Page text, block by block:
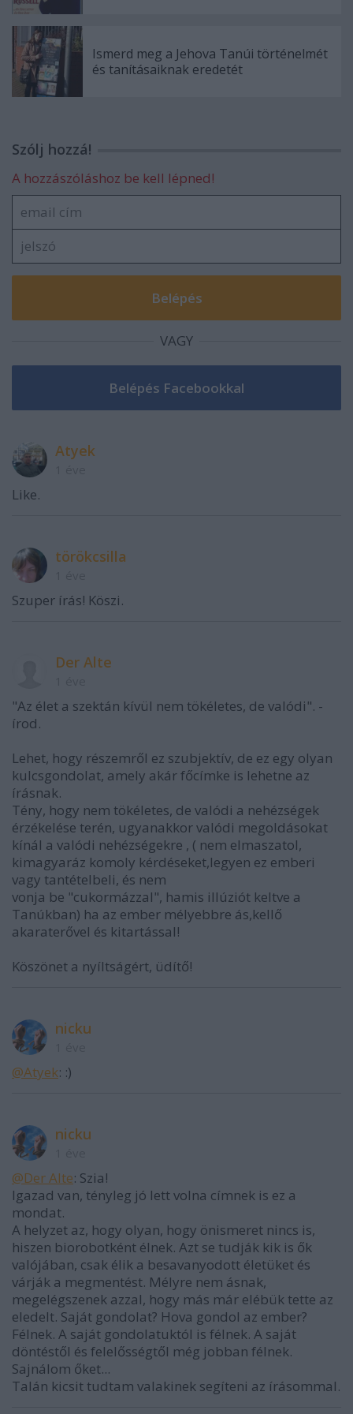
Ismerd meg a Jehova Tanúi történelmét
és tanításaiknak eredetét
Szólj hozzá!
A hozzászóláshoz be kell lépned!
VAGY
Atyek
Like.
törökcsilla
Szuper írás! Köszi.
Der Alte
"Az élet a szektán kívül nem tökéletes, de valódi". -
írod.
Lehet, hogy részemről ez szubjektív, de ez egy olyan
kulcsgondolat, amely akár főcímke is lehetne az
írásnak.
Tény, hogy nem tökéletes, de valódi a nehézségek
érzékelése terén, ugyanakkor valódi megoldásokat
kínál a valódi nehézségekre , ( nem elmaszatol,
kimagyaráz komoly kérdéseket,legyen ez emberi
vagy tantételbeli, és nem
vonja be "cukormázzal", hamis illúziót keltve a
Tanúkban) ha az ember mélyebbre ás,kellő
akaraterővel és kitartással!
Köszönet a nyíltságért, üdítő!
nicku
@Atyek: :)
nicku
@Der Alte: Szia!
Igazad van, tényleg jó lett volna címnek is ez a
mondat.
A helyzet az, hogy olyan, hogy önismeret nincs is,
hiszen biorobotként élnek. Azt se tudják kik is ők
valójában, csak élik a besavanyodott életüket és
várják a megmentést. Mélyre nem ásnak,
megelégszenek azzal, hogy más már elébük tette az
eledelt. Saját gondolat? Hova gondol az ember?
Félnek. A saját gondolatuktól is félnek. A saját
döntéstől és felelősségtől még jobban félnek.
Sajnálom őket...
Talán kicsit tudtam valakinek segíteni az írásommal.